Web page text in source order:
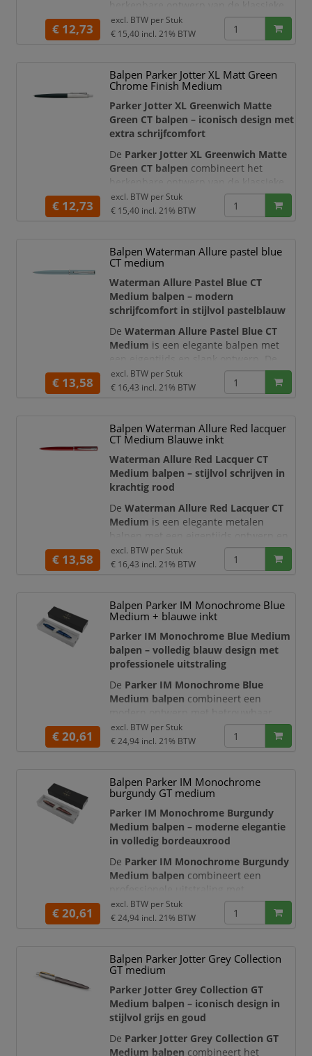
Parker Jotter met een groter formaat en
een stijlvolle matzwarte afwerking. De
chroomkleurige details geven de pen
een moderne en professionele
uitstraling.
De Parker Jotter XL is circa7% lange
€ 12,73
excl. BTW per Stuk
€ 15,40 incl. 21% BTW
Balpen Parker Jotter XL Matt Green
Chrome Finish Medium
Parker Jotter XL Greenwich Matte
Green CT balpen – iconisch design met
extra schrijfcomfort
De Parker Jotter XL Greenwich Matte
Green CT balpen combineert het
Parker Jotter met een groter formaat en
een stijlvolle matgroene afwerking. De
chroomkleurige details geven deze
navulbare balpen een moderne en
professionele uitstraling.
De Jo
€ 12,73
excl. BTW per Stuk
€ 15,40 incl. 21% BTW
Balpen Waterman Allure pastel blue
CT medium
Waterman Allure Pastel Blue CT
Medium balpen – modern
schrijfcomfort in stijlvol pastelblauw
DeWaterman Allure Pastel Blue CT
Medium is een elegante balpen met
een eigentijds en slank ontwerp. De
volledig metalen behuizing is
afgewerkt met een matte pastelblauwe
frisse kleurstelling geeft de pen een
moderne uitstraling die uitstekend
past bij studie, kantoorwerk en
dagelijks
€ 13,58
excl. BTW per Stuk
€ 16,43 incl. 21% BTW
Balpen Waterman Allure Red lacquer
CT Medium Blauwe inkt
Waterman Allure Red Lacquer CT
Medium balpen – stijlvol schrijven in
krachtig rood
DeWaterman Allure Red Lacquer CT
Medium is een elegante metalen
een opvallende rode lakafwerking. De
slanke vorm, glanzende
Waterman balpen geschikt voor
studenten, professionals en iedereen
die dagelijks comfortabel en
representatief wil schrijven.
De bet
€ 13,58
excl. BTW per Stuk
€ 16,43 incl. 21% BTW
Balpen Parker IM Monochrome Blue
Medium + blauwe inkt
Parker IM Monochrome Blue Medium
balpen – volledig blauw design met
professionele uitstraling
De Parker IM Monochrome Blue
Medium balpen combineert een
schrijfcomfort en een luxueuze volledig
metalen constructie. De blauwe lak,
een stijlvol monochroom geheel.
Hierdoor is deze Parker balpen een
opvallende en representatieve keuze
voor kantoor, verga
€ 20,61
excl. BTW per Stuk
€ 24,94 incl. 21% BTW
Balpen Parker IM Monochrome
burgundy GT medium
Parker IM Monochrome Burgundy
Medium balpen – moderne elegantie
in volledig bordeauxrood
De Parker IM Monochrome Burgundy
Medium balpen combineert een
professionele uitstraling met
betrouwbaar schrijfcomfort. De
volledig metalen behuizing,
stijlvol monochroom geheel. Hierdoor
is deze Parker balpen een opvallende
keuze voor kantoor, zakelijke afspraken
en dagelijks persoonlijk ge
€ 20,61
excl. BTW per Stuk
€ 24,94 incl. 21% BTW
Balpen Parker Jotter Grey Collection
GT medium
Parker Jotter Grey Collection GT
Medium balpen – iconisch design in
stijlvol grijs en goud
De Parker Jotter Grey Collection GT
Medium balpen combineert het